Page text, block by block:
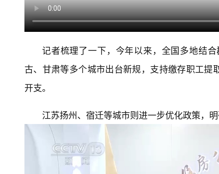
记者梳理了一下，今年以来，全国多地结
古、甘肃等多个城市出台新规，支持缴存职工
开支。
江苏扬州、宿迁等城市则进一步优化政策，